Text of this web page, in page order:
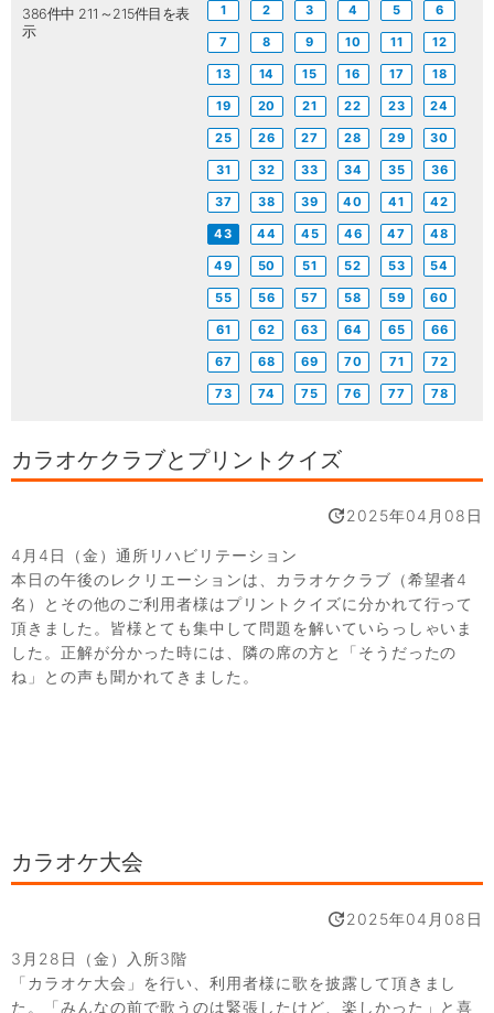
386件中 211～215件目を表
示
1 2 3 4 5 6
7 8 9 10 11 12
13 14 15 16 17 18
19 20 21 22 23 24
25 26 27 28 29 30
31 32 33 34 35 36
37 38 39 40 41 42
43 44 45 46 47 48
49 50 51 52 53 54
55 56 57 58 59 60
61 62 63 64 65 66
67 68 69 70 71 72
73 74 75 76 77 78
カラオケクラブとプリントクイズ
2025年04月08日
4月4日（金）通所リハビリテーション
本日の午後のレクリエーションは、カラオケクラブ（希望者4
名）とその他のご利用者様はプリントクイズに分かれて行って
頂きました。皆様とても集中して問題を解いていらっしゃいま
した。正解が分かった時には、隣の席の方と「そうだったの
ね」との声も聞かれてきました。
カラオケ大会
2025年04月08日
3月28日（金）入所3階
「カラオケ大会」を行い、利用者様に歌を披露して頂きまし
た。「みんなの前で歌うのは緊張したけど、楽しかった」と喜